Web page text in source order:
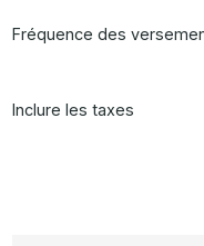
Fréquence des
Inclure les taxes